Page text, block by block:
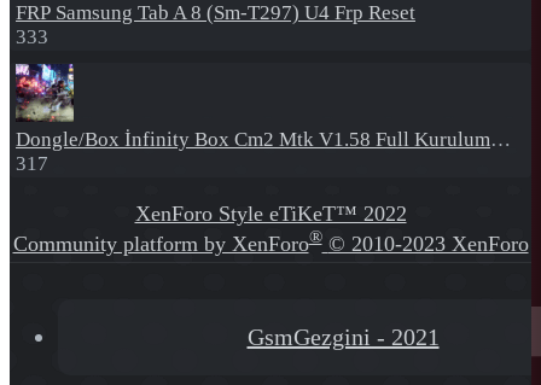
FRP Samsung Tab A 8 (Sm-T297) U4 Frp Reset
333
Dongle/Box İnfinity Box Cm2 Mtk V1.58 Full Kurulum+Crack
317
XenForo Style eTiKeT™ 2022
Community platform by XenForo® © 2010-2023 XenForo
GsmGezgini - 2021